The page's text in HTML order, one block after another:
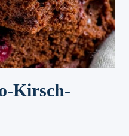
Kirsch-